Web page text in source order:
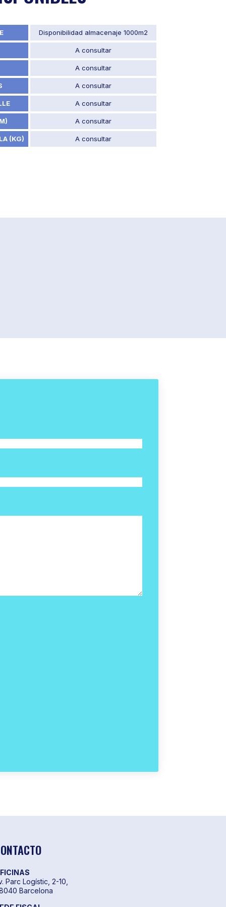
Disponibilidad almacenaje 1000m2
A consultar
A consultar
A consultar
A consultar
A consultar
(KG) A consultar
Parc Logístic, 2-10,
Barcelona